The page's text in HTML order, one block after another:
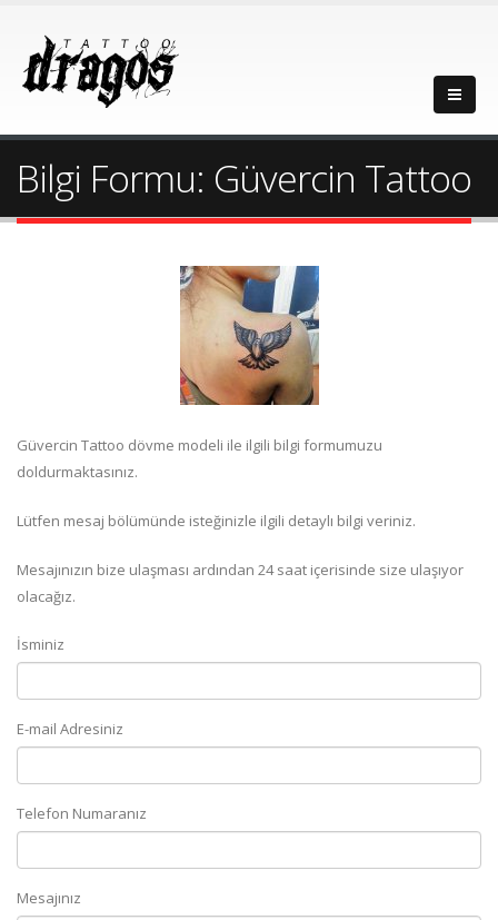
Bilgi Formu: Güvercin Tattoo
Güvercin Tattoo dövme modeli ile ilgili bilgi formumuzu
doldurmaktasınız.
Lütfen mesaj bölümünde isteğinizle ilgili detaylı bilgi veriniz.
Mesajınızın bize ulaşması ardından 24 saat içerisinde size ulaşıyor
olacağız.
İsminiz
E-mail Adresiniz
Telefon Numaranız
Mesajınız